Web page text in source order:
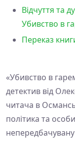
Відчуття та
Убивство в
Переказ
«Убивство в
детектив від
читача в
політика та
непередбачувану